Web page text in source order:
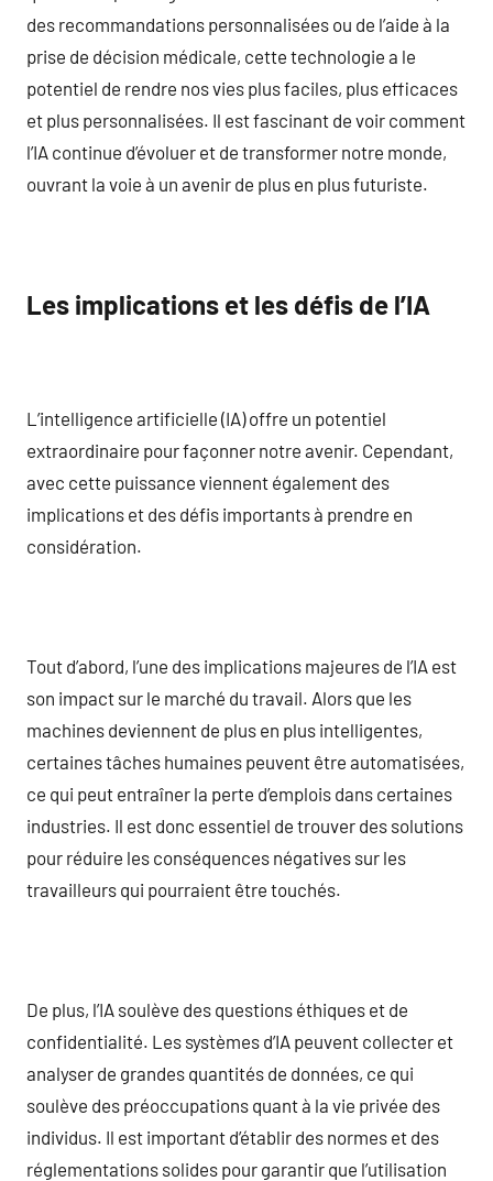
des recommandations personnalisées ou de l’aide à la
prise de décision médicale, cette technologie a le
potentiel de rendre nos vies plus faciles, plus efficaces
et plus personnalisées. Il est fascinant de voir comment
l’IA continue d’évoluer et de transformer notre monde,
ouvrant la voie à un avenir de plus en plus futuriste.
Les implications et les défis de l’IA
L’intelligence artificielle (IA) offre un potentiel
extraordinaire pour façonner notre avenir. Cependant,
avec cette puissance viennent également des
implications et des défis importants à prendre en
considération.
Tout d’abord, l’une des implications majeures de l’IA est
son impact sur le marché du travail. Alors que les
machines deviennent de plus en plus intelligentes,
certaines tâches humaines peuvent être automatisées,
ce qui peut entraîner la perte d’emplois dans certaines
industries. Il est donc essentiel de trouver des solutions
pour réduire les conséquences négatives sur les
travailleurs qui pourraient être touchés.
De plus, l’IA soulève des questions éthiques et de
confidentialité. Les systèmes d’IA peuvent collecter et
analyser de grandes quantités de données, ce qui
soulève des préoccupations quant à la vie privée des
individus. Il est important d’établir des normes et des
réglementations solides pour garantir que l’utilisation